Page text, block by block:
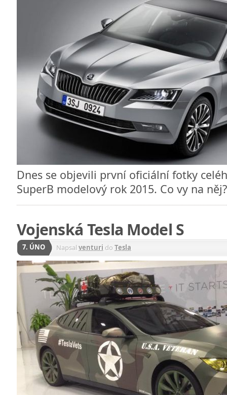
Dnes se objevili první oficiální fotky
SuperB modelový rok 2015. Co vy na
Vojenská Tesla Model S
7. ÚNO Napsal venturi do Tesla